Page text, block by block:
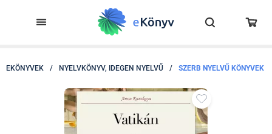
EKÖNYVEK / NYELVKÖNYV, IDEGEN NYELVŰ / SZERB NYELVŰ KÖNYVEK